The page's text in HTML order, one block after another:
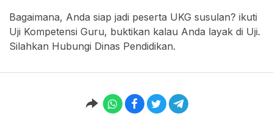
Bagaimana, Anda siap jadi peserta UKG susulan? ikuti
Uji Kompetensi Guru, buktikan kalau Anda layak di Uji.
Silahkan Hubungi Dinas Pendidikan.